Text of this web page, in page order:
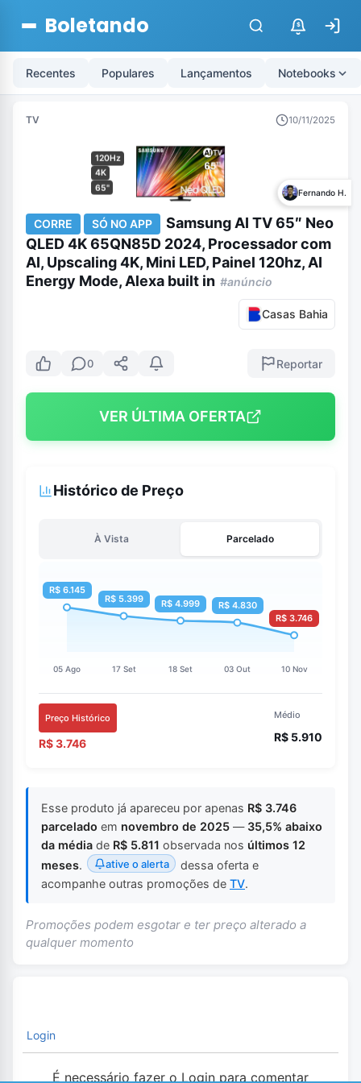
Boletando $
Recentes Populares Lançamentos Notebooks
TV 10/11/2025
120Hz
4K
65"
Fernando H.
CORRE SÓ NO APP
Samsung AI TV 65″ Neo
QLED 4K 65QN85D 2024, Processador com
AI, Upscaling 4K, Mini LED, Painel 120hz, AI
Energy Mode, Alexa built in #anúncio
Casas Bahia
0 Reportar
VER ÚLTIMA OFERTA
Histórico de Preço
À Vista Parcelado
Preço Histórico
R$ 3.746
Médio
R$ 5.910
Esse produto já apareceu por apenas R$ 3.746
parcelado em novembro de 2025 — 35,5% abaixo
da média de R$ 5.811 observada nos últimos 12
meses. ative o alerta
dessa oferta e
acompanhe outras promoções de TV.
Promoções podem esgotar e ter preço alterado a
qualquer momento
Login
É necessário fazer o Login para comentar